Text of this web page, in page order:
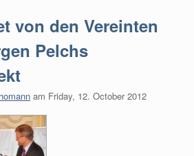
von den Vereinten
Pelchs
am Friday, 12. October 2012